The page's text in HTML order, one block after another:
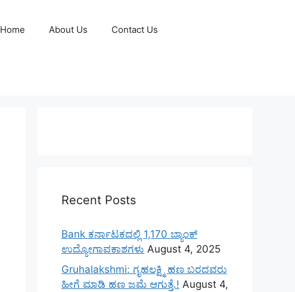
Home About Us Contact Us
Recent Posts
Bank ಕರ್ನಾಟಕದಲ್ಲಿ 1,170 ಬ್ಯಾಂಕ್
ಉದ್ಯೋಗಾವಕಾಶಗಳು August 4, 2025
Gruhalakshmi: ಗೃಹಲಕ್ಷ್ಮಿ ಹಣ ಬರದವರು
ಹೀಗೆ ಮಾಡಿ ಹಣ ಜಮೆ‌ ಆಗುತ್ತೆ.! August 4,